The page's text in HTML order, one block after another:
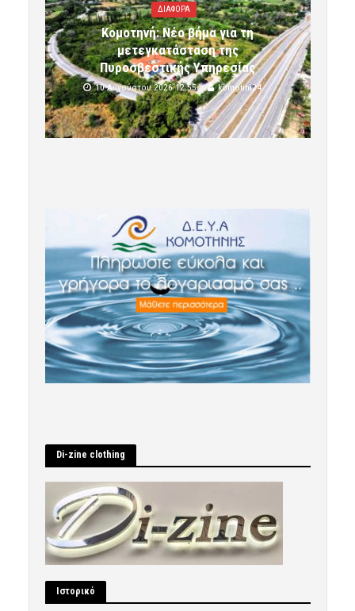
ΔΙΑΦΟΡΑ
Κομοτηνή: Νέο βήμα για τη
μετεγκατάσταση της
Πυροσβεστικής Υπηρεσίας
10 Αυγούστου 2026 12:55 komotini24
Di-zine clothing
Ιστορικό